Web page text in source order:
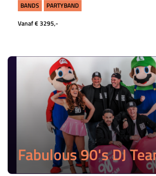
BANDS
PARTYBAND
Vanaf € 3295,-
Fabulous 90's DJ